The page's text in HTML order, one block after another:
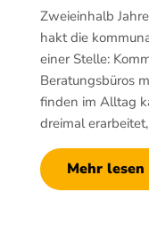
Zweieinhalb
hakt die
einer Stelle:
Beratungsbüros
finden im Alltag
dreimal
Mehr lesen